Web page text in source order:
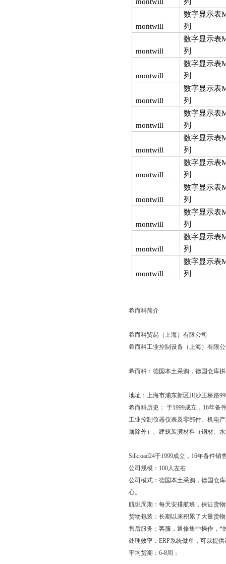
montwill
数字显示表
列
montwill
数字显示表
列
montwill
数字显示表
列
montwill
数字显示表
列
montwill
数字显示表
列
montwill
数字显示表
列
montwill
数字显示表
列
montwill
数字显示表
列
montwill
数字显示表
列
montwill
数字显示表
列
montwill
数字显示表
列
希而科简介
希而科贸易（上海）有限公司
希而科工业控制设备（上海）有限
希而科：德国本土采购，德国仓库
地址：上海市浦东新区川沙王桥路
希而科历史： 于1999成立， 16年备
工业控制仪器仪表及零部件、机电
属除外）、建筑装潢材料（钢材、
Silkroad24于1999成立， 16年备件销
公司规模： 100人左右
公司模式：德国本土采购，德国仓
心。
航班周期：每天安排航班，保证货
货物包装：长期以来积累了大量货
售后服务：客服，返修集中操作，*
处理效率： ERP系统做单，可以提
平均货期： 6-8周：